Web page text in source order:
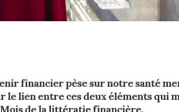
financier pèse sur notre santé
le lien entre ces deux éléments qui
de la littératie financière.